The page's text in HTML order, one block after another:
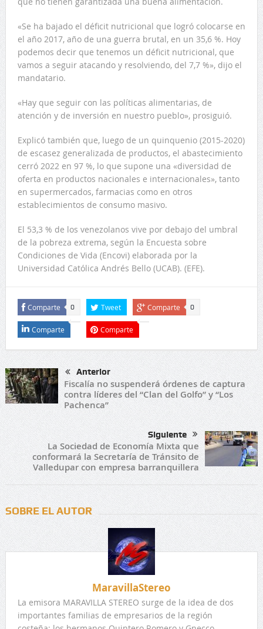
«Se ha bajado el déficit nutricional que logró colocarse en
el año 2017, año de una guerra brutal, en un 35,6 %. Hoy
podemos decir que tenemos un déficit nutricional, que
vamos a seguir atacando y resolviendo, del 7,7 %», dijo el
mandatario.
«Hay que seguir con las políticas alimentarias, de
atención y de inversión en nuestro pueblo», prosiguió.
Explicó también que, luego de un quinquenio (2015-2020)
de escasez generalizada de productos, el abastecimiento
cerró 2022 en 97 %, lo que supone una «diversidad de
oferta en productos nacionales e internacionales», tanto
en supermercados, farmacias como en otros
establecimientos de consumo masivo.
El 53,3 % de los venezolanos vive por debajo del umbral
de la pobreza extrema, según la Encuesta sobre
Condiciones de Vida (Encovi) elaborada por la
Universidad Católica Andrés Bello (UCAB). (EFE).
Comparte 0 Tweet Comparte 0
Comparte Comparte
Anterior
Fiscalía no suspenderá órdenes de captura
contra líderes del “Clan del Golfo” y “Los
Pachenca”
Siguiente
La Sociedad de Economía Mixta que
conformará la Secretaría de Tránsito de
Valledupar con empresa barranquillera
SOBRE EL AUTOR
MaravillaStereo
La emisora MARAVILLA STEREO surge de la idea de dos
importantes familias de empresarios de la región